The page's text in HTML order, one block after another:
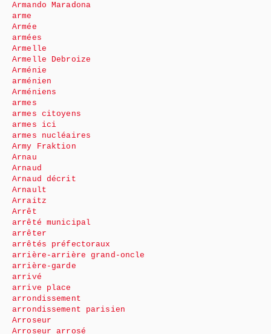
Armando Maradona
arme
Armée
armées
Armelle
Armelle Debroize
Arménie
arménien
Arméniens
armes
armes citoyens
armes ici
armes nucléaires
Army Fraktion
Arnau
Arnaud
Arnaud décrit
Arnault
Arraitz
Arrêt
arrêté municipal
arrêter
arrêtés préfectoraux
arrière-arrière grand-oncle
arrière-garde
arrivé
arrive place
arrondissement
arrondissement parisien
Arroseur
Arroseur arrosé